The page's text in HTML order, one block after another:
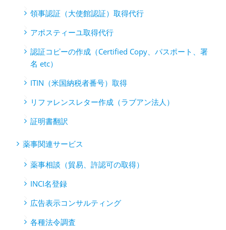
領事認証（大使館認証）取得代行
アポスティーユ取得代行
認証コピーの作成（Certified Copy、パスポート、署
名 etc）
ITIN（米国納税者番号）取得
リファレンスレター作成（ラブアン法人）
証明書翻訳
薬事関連サービス
薬事相談（貿易、許認可の取得）
INCI名登録
広告表示コンサルティング
各種法令調査